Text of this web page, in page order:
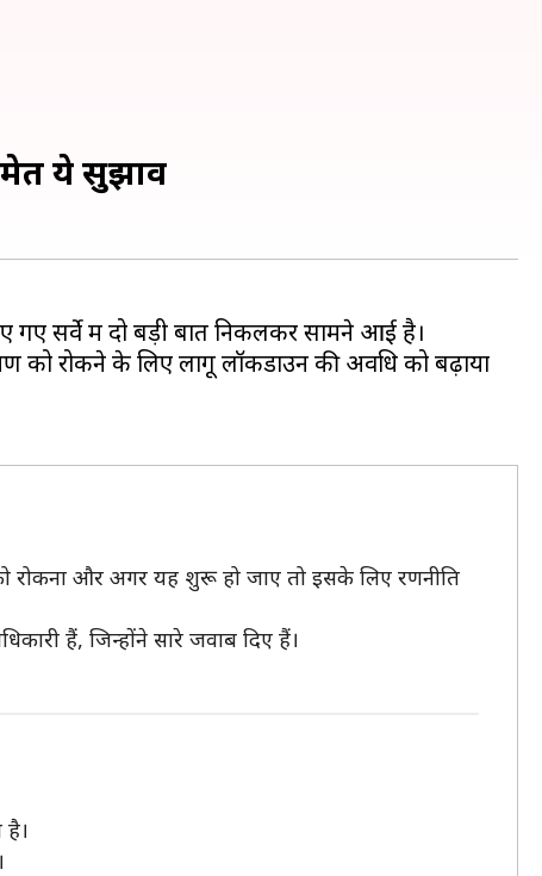
ये सुझाव
गए सर्वे में दो बड़ी बातें निकलकर सामने आई है।
को रोकने के लिए लागू लॉकडाउन की अवधि को बढ़ाया
रोकना और अगर यह शुरू हो जाए तो इसके लिए रणनीति
हैं, जिन्होंने सारे जवाब दिए हैं।